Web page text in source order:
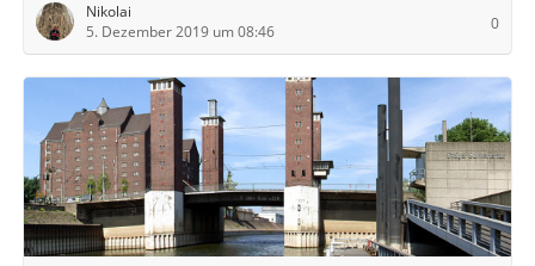
Nikolai
5. Dezember 2019 um 08:46
0